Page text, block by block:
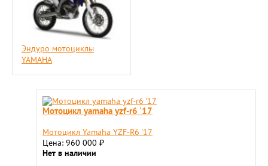
Эндуро мотоциклы
YAMAHA
Мотоцикл yamaha yzf-r6 '17
Мотоцикл Yamaha YZF-R6 '17
Цена: 960 000 ₽
Нет в наличии